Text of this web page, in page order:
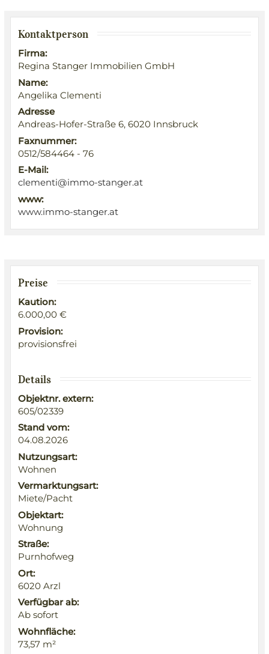
Kontaktperson
Firma:
Regina Stanger Immobilien GmbH
Name:
Angelika Clementi
Adresse
Andreas-Hofer-Straße 6, 6020 Innsbruck
Faxnummer:
0512/584464 - 76
E-Mail:
clementi@immo-stanger.at
www:
www.immo-stanger.at
Preise
Kaution:
6.000,00 €
Provision:
provisionsfrei
Details
Objektnr. extern:
605/02339
Stand vom:
04.08.2026
Nutzungsart:
Wohnen
Vermarktungsart:
Miete/Pacht
Objektart:
Wohnung
Straße:
Purnhofweg
Ort:
6020 Arzl
Verfügbar ab:
Ab sofort
Wohnfläche:
73,57 m²